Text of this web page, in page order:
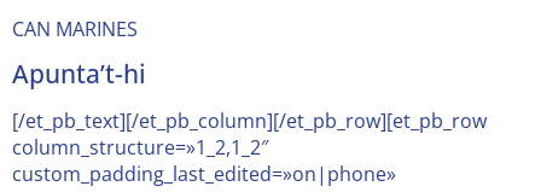
CAN MARINES
Apunta’t-hi
[/et_pb_text][/et_pb_column][/et_pb_row][et_pb_row
column_structure=»1_2,1_2″
custom_padding_last_edited=»on|phone»